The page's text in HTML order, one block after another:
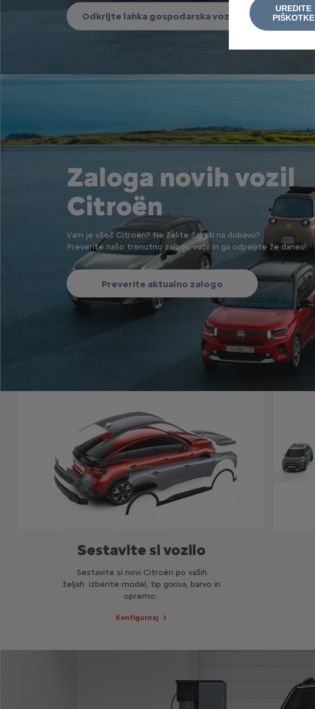
Odkrijte lahka gospodarska vozila
Zaloga novih vozil
Citroën
Vam je všeč Citroën? Ne želite čakati na dobavo?
Preverite našo trenutno zalogo vozil in ga odpeljite že danes!
Preverite aktualno zalogo
Sestavite si vozilo
Sestavite si novi Citroën po vaših
željah. Izberite model, tip goriva, barvo in
opremo.
Konfiguriraj
UREDITE
PIŠKOTKE